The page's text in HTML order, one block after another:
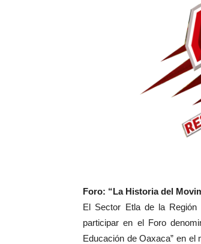
Foro: “La Historia del
El Sector Etla de la
participar en el Foro
Educación de Oaxaca” en